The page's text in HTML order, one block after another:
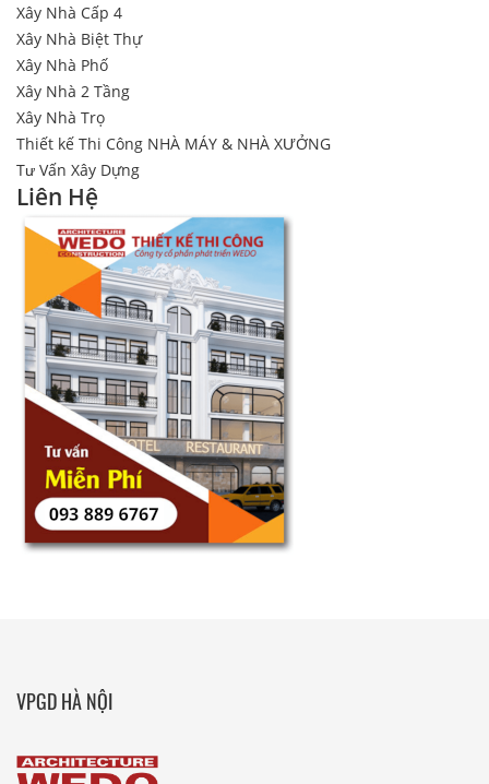
Xây Nhà Cấp 4
Xây Nhà Biệt Thự
Xây Nhà Phố
Xây Nhà 2 Tầng
Xây Nhà Trọ
Thiết kế Thi Công NHÀ MÁY & NHÀ XƯỞNG
Tư Vấn Xây Dựng
Liên Hệ
VPGD HÀ NỘI